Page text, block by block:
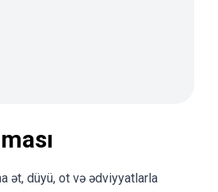
ət, düyü, ot və ədviyyatlarla